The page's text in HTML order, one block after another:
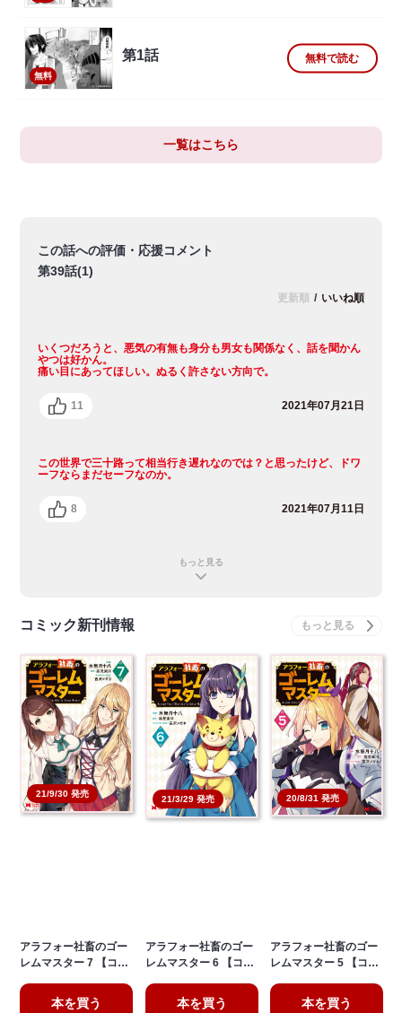
無料
第1話 無料で読む
一覧はこちら
この話への評価・応援コメント
第39話(1)
更新順 / いいね順
いくつだろうと、悪気の有無も身分も男女も関係なく、話を聞かん
やつは好かん。
痛い目にあってほしい。ぬるく許さない方向で。
11 2021年07月21日
この世界で三十路って相当行き遅れなのでは？と思ったけど、ドワ
ーフならまだセーフなのか。
8 2021年07月11日
もっと見る
コミック新刊情報
21/9/30 発売
アラフォー社畜のゴー
レムマスター 7 【コ…
本を買う
21/3/29 発売
アラフォー社畜のゴー
レムマスター 6 【コ…
本を買う
20/8/31 発売
アラフォー社畜のゴー
レムマスター 5 【コ…
本を買う